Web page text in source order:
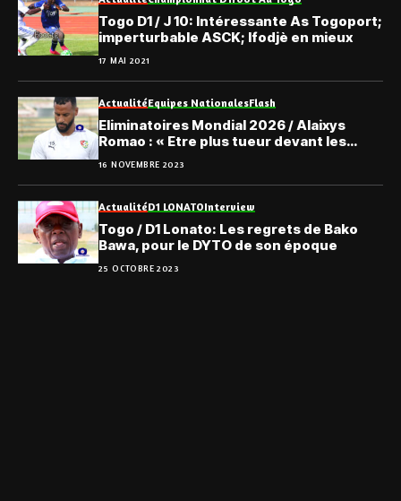
Togo D1 / J 10: Intéressante As Togoport;
imperturbable ASCK; Ifodjè en mieux
17 MAI 2021
ActualitéEquipes NationalesFlash
Eliminatoires Mondial 2026 / Alaixys
Romao : « Etre plus tueur devant les
buts »
16 NOVEMBRE 2023
ActualitéD1 LONATOInterview
Togo / D1 Lonato: Les regrets de Bako
Bawa, pour le DYTO de son époque
25 OCTOBRE 2023